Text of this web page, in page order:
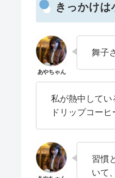
きっかけは
舞子
私が熱中してい
ドリップコー
習慣
いて